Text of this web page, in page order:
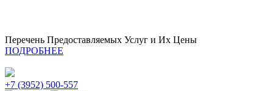
Перечень Предоставляемых Услуг и Их Цены
ПОДРОБНЕЕ
+7 (3952) 500-557